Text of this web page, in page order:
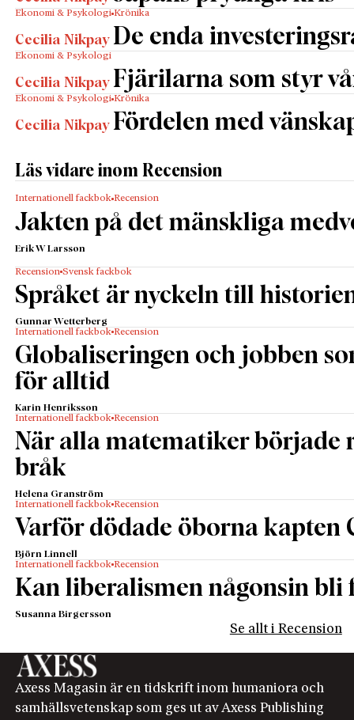
Ekonomi & Psykologi Krönika
Cecilia Nikpay De enda
Ekonomi & Psykologi
Cecilia Nikpay Fjärilarna som styr
Ekonomi & Psykologi Krönika
Cecilia Nikpay Fördelen med
Läs vidare inom Recension
Internationell fackbok Recension
Jakten på det mänskliga
Erik W Larsson
Recension Svensk fackbok
Språket är nyckeln till
Gunnar Wetterberg
Internationell fackbok Recension
Globaliseringen och jobben
för alltid
Karin Henriksson
Internationell fackbok Recension
När alla matematiker började
bråk
Helena Granström
Internationell fackbok Recension
Varför dödade öborna kapten
Björn Linnell
Internationell fackbok Recension
Kan liberalismen någonsin bli
Susanna Birgersson
Se allt i Recension
Axess Magasin är en tidskrift inom humaniora och
samhällsvetenskap som ges ut av Axess Publishing